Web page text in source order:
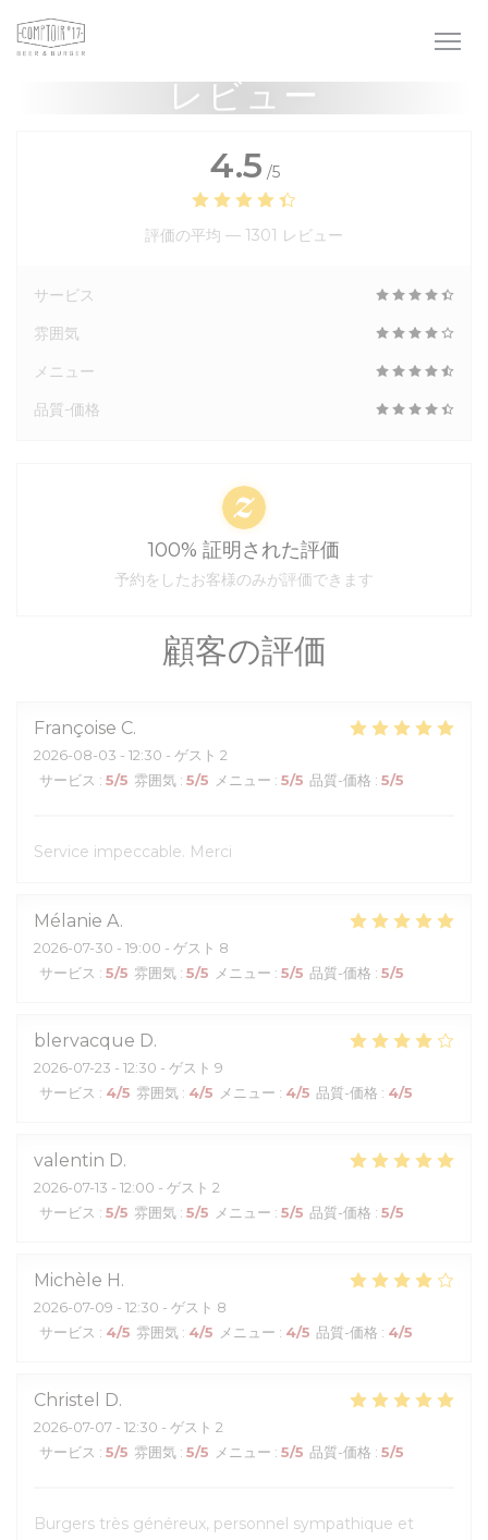
クッキー利用の管理について
レビュー
顧客の評価
Françoise C
2026-08-03 - 12:30 - ゲスト 2
サービス : 5/5 雰囲気 : 5/5 メニュー : 5/5 品質-価格 : 5/5
Service impeccable. Merci
Mélanie A
2026-07-30 - 19:00 - ゲスト 8
サービス : 5/5 雰囲気 : 5/5 メニュー : 5/5 品質-価格 : 5/5
blervacque D
2026-07-23 - 12:30 - ゲスト 9
サービス : 4/5 雰囲気 : 4/5 メニュー : 4/5 品質-価格 : 4/5
valentin D
2026-07-13 - 12:00 - ゲスト 2
サービス : 5/5 雰囲気 : 5/5 メニュー : 5/5 品質-価格 : 5/5
Michèle H
2026-07-09 - 12:30 - ゲスト 8
サービス : 4/5 雰囲気 : 4/5 メニュー : 4/5 品質-価格 : 4/5
Christel D
2026-07-07 - 12:30 - ゲスト 2
サービス : 5/5 雰囲気 : 5/5 メニュー : 5/5 品質-価格 : 5/5
Burgers très généreux, personnel sympathique et
4.5 /5
評価の平均 — 1301 レビュー
サービス
雰囲気
メニュー
品質-価格
100% 証明された評価
予約をしたお客様のみが評価できます